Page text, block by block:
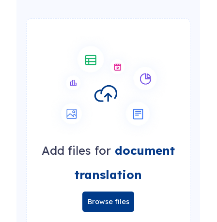
Add files for document
translation
Browse files